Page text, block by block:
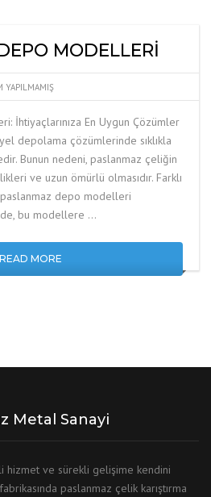
MODELLERI
YAPILMAMIŞ
İhtiyaçlarınıza En Uygun Çözümler
depolama çözümlerinde sıklıkla
Bunun nedeni, paslanmaz çeliğin
ve uzun ömürlü olmasıdır. Farklı
depo modelleri
bu modellere …
READ MORE
Metal Sanayi
hizmet ve sürekli gelişime kendini
paslanmaz çelik karıştırma